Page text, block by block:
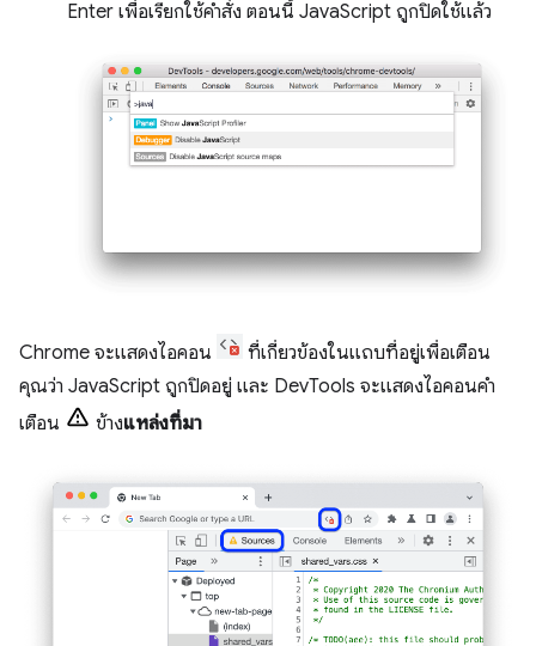
Enter เพื่อเรียกใช้คำสั่ง ตอนนี้ JavaScript ถูกปิดใช้แล้ว
Chrome จะแสดงไอคอน
ที่เกี่ยวข้องในแถบที่อยู่เพื่อเตือน
คุณว่า JavaScript ถูกปิดอยู่ และ DevTools จะแสดงไอคอนคำ
เตือน
ข้างแหล่งที่มา